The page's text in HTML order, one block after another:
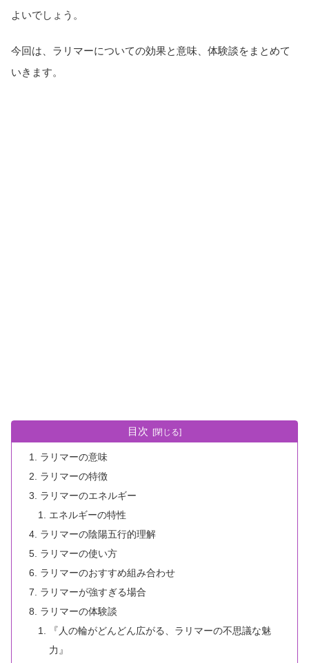
よいでしょう。
今回は、ラリマーについての効果と意味、体験談をまとめて
いきます。
目次
ラリマーの意味
ラリマーの特徴
ラリマーのエネルギー
エネルギーの特性
ラリマーの陰陽五行的理解
ラリマーの使い方
ラリマーのおすすめ組み合わせ
ラリマーが強すぎる場合
ラリマーの体験談
『人の輪がどんどん広がる、ラリマーの不思議な魅
力』